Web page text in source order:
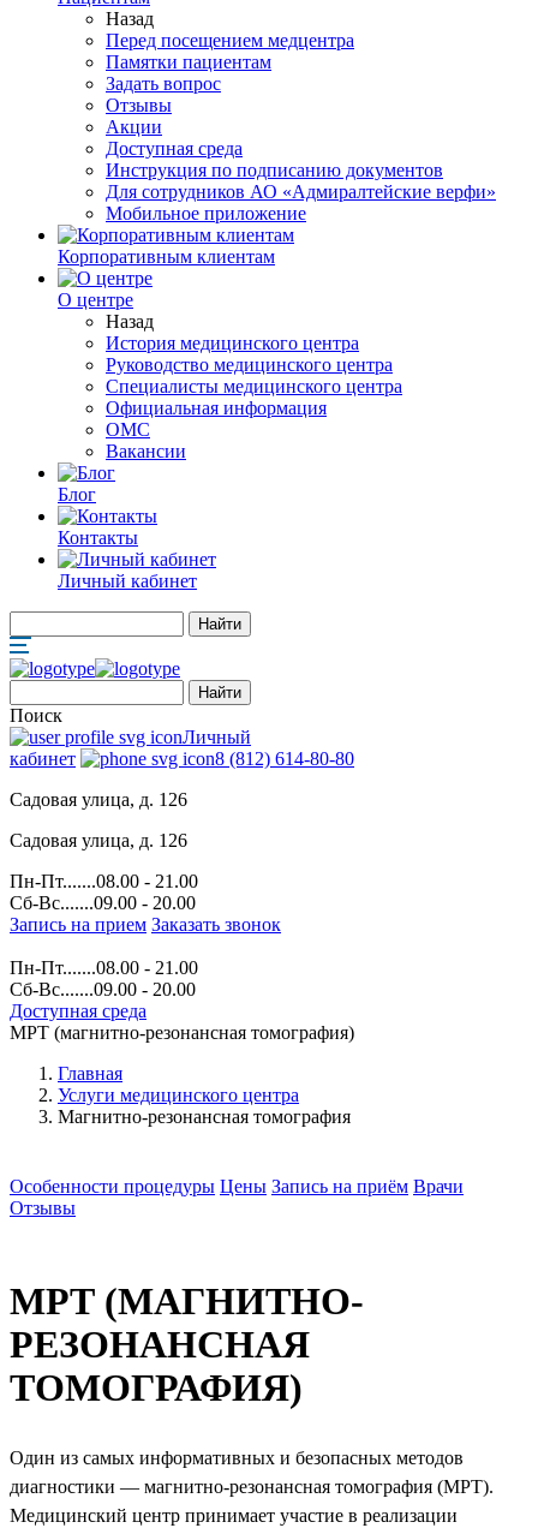
Назад
Перед посещением медцентра
Памятки пациентам
Задать вопрос
Отзывы
Акции
Доступная среда
Инструкция по подписанию документов
Для сотрудников АО «Адмиралтейские верфи»
Мобильное приложение
Корпоративным клиентам
О центре
Назад
История медицинского центра
Руководство медицинского центра
Специалисты медицинского центра
Официальная информация
ОМС
Вакансии
Блог
Контакты
Личный кабинет
Поиск
Личный
кабинет
8 (812) 614-80-80
Садовая улица, д. 126
Садовая улица, д. 126
Пн-Пт.......08.00 - 21.00
Сб-Вс.......09.00 - 20.00
Запись на прием Заказать звонок
Пн-Пт.......08.00 - 21.00
Сб-Вс.......09.00 - 20.00
Доступная среда
МРТ (магнитно-резонансная томография)
Главная
Услуги медицинского центра
Магнитно-резонансная томография
МРТ (МАГНИТНО-
РЕЗОНАНСНАЯ
ТОМОГРАФИЯ)
Особенности процедуры Цены Запись на приём Врачи
Отзывы
Один из самых информативных и безопасных методов
диагностики — магнитно-резонансная томография (МРТ).
Медицинский центр принимает участие в реализации